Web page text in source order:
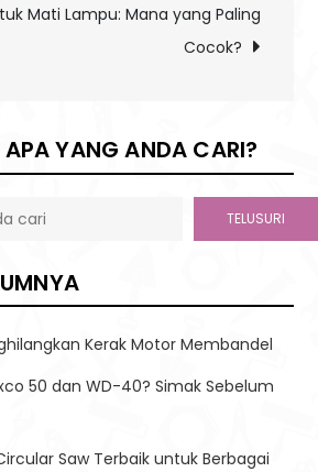
Mati Lampu: Mana yang Paling
Cocok?
YANG ANDA CARI?
TELUSURI
Kerak Motor Membandel
50 dan WD-40? Simak Sebelum
Saw Terbaik untuk Berbagai